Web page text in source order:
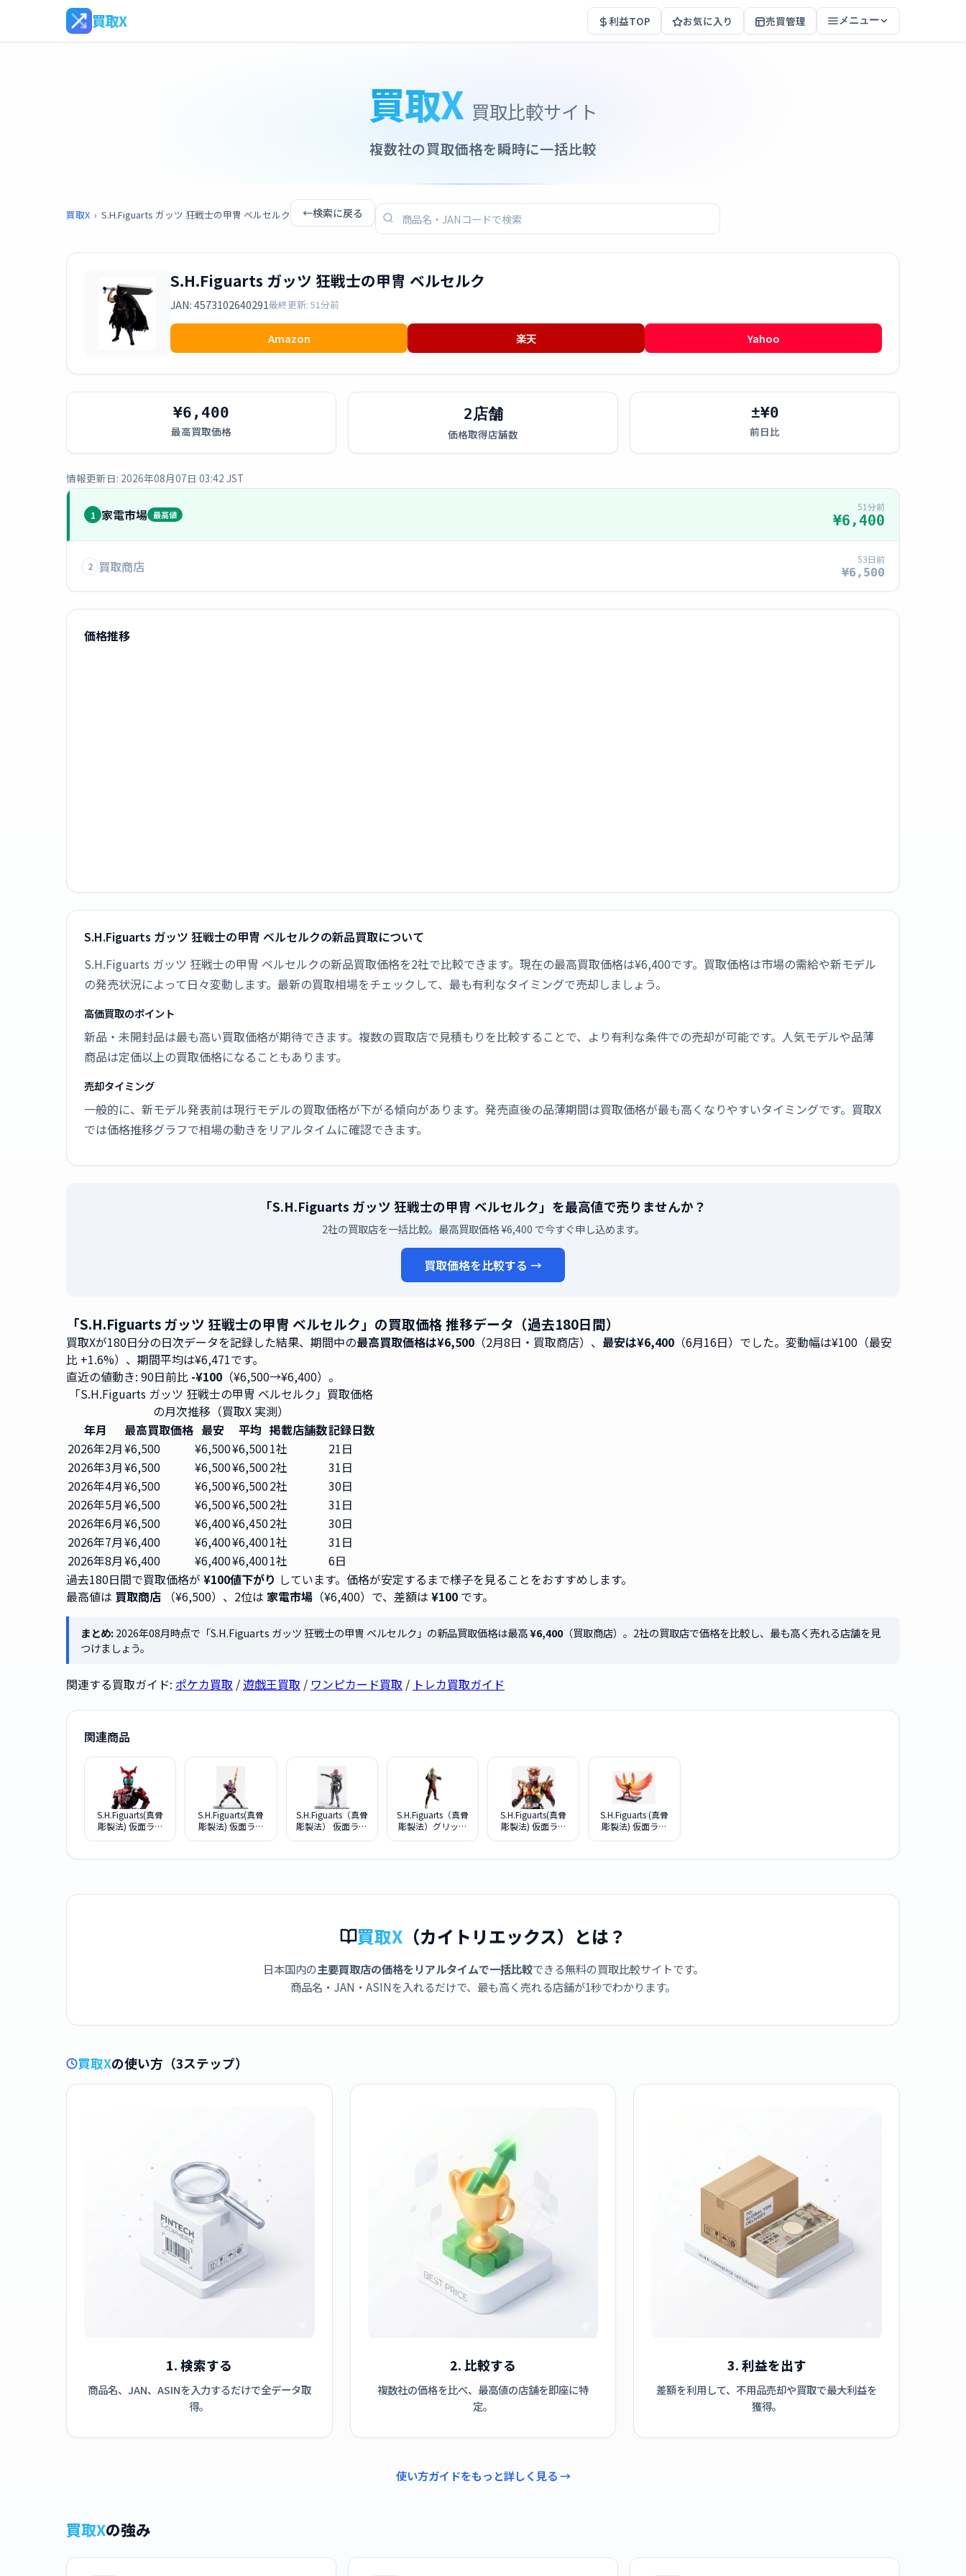
買取X 利益TOP お気に入り 売買管理 メニュー
買取X 買取比較サイト
複数社の買取価格を瞬時に一括比較
買取X › S.H.Figuarts ガッツ 狂戦士の甲冑 ベルセルク ←検索に戻る
S.H.Figuarts ガッツ 狂戦士の甲冑 ベルセルク
JAN: 4573102640291最終更新: 51分前
Amazon 楽天 Yahoo
¥6,400
最高買取価格
2店舗
価格取得店舗数
±¥0
前日比
情報更新日: 2026年08月07日 03:42 JST
1 家電市場 最高値
51分前
¥6,400
2 買取商店 53日前
¥6,500
価格推移
S.H.Figuarts ガッツ 狂戦士の甲冑 ベルセルクの新品買取について
S.H.Figuarts ガッツ 狂戦士の甲冑 ベルセルクの新品買取価格を2社で比較できます。現在の最高買取価格は¥6,400です。買取価格は市場の需給や新モデル
の発売状況によって日々変動します。最新の買取相場をチェックして、最も有利なタイミングで売却しましょう。
高価買取のポイント
新品・未開封品は最も高い買取価格が期待できます。複数の買取店で見積もりを比較することで、より有利な条件での売却が可能です。人気モデルや品薄
商品は定価以上の買取価格になることもあります。
売却タイミング
一般的に、新モデル発表前は現行モデルの買取価格が下がる傾向があります。発売直後の品薄期間は買取価格が最も高くなりやすいタイミングです。買取X
では価格推移グラフで相場の動きをリアルタイムに確認できます。
「S.H.Figuarts ガッツ 狂戦士の甲冑 ベルセルク」を最高値で売りませんか？
2社の買取店を一括比較。最高買取価格 ¥6,400 で今すぐ申し込めます。
買取価格を比較する →
「S.H.Figuarts ガッツ 狂戦士の甲冑 ベルセルク」の買取価格 推移データ（過去180日間）
買取Xが180日分の日次データを記録した結果、期間中の最高買取価格は¥6,500 （2月8日・買取商店）、 最安は¥6,400 （6月16日）でした。変動幅は¥100（最安
比 +1.6%）、期間平均は¥6,471です。
直近の値動き: 90日前比 -¥100 （¥6,500→¥6,400）。
「S.H.Figuarts ガッツ 狂戦士の甲冑 ベルセルク」買取価格
の月次推移（買取X 実測）
年月
最高買取価格 最安 平均 掲載店舗数記録日数
2026年2月¥6,500 ¥6,500¥6,5001社
21日
2026年3月¥6,500 ¥6,500¥6,5002社
31日
2026年4月¥6,500 ¥6,500¥6,5002社
30日
2026年5月¥6,500 ¥6,500¥6,5002社
31日
2026年6月¥6,500 ¥6,400¥6,4502社
30日
2026年7月¥6,400 ¥6,400¥6,4001社
31日
2026年8月¥6,400 ¥6,400¥6,4001社
6日
過去180日間で買取価格が ¥100値下がり しています。価格が安定するまで様子を見ることをおすすめします。
最高値は 買取商店 （¥6,500）、2位は 家電市場 （¥6,400）で、差額は ¥100 です。
まとめ:2026年08月時点で「S.H.Figuarts ガッツ 狂戦士の甲冑 ベルセルク」の新品買取価格は最高¥6,400（買取商店）。2社の買取店で価格を比較し、最も高く売れる店舗を見
つけましょう。
関連する買取ガイド: ポケカ買取 / 遊戯王買取 / ワンピカード買取 / トレカ買取ガイド
関連商品
S.H.Figuarts(真骨
彫製法) 仮面ライ
製法 10th
S.H.Figuarts(真骨
彫製法) 仮面ライ
S.H.Figuarts（真骨
彫製法） 仮面ライ
S.H.Figuarts（真骨
彫製法）グリッタ
S.H.Figuarts(真骨
彫製法) 仮面ライ
S.H.Figuarts (真骨
彫製法) 仮面ライ
ver.
買取X （カイトリエックス）とは？
日本国内の主要買取店の価格をリアルタイムで一括比較できる無料の買取比較サイトです。
商品名・JAN・ASINを入れるだけで、最も高く売れる店舗が1秒でわかります。
買取Xの使い方（3ステップ）
1. 検索する
商品名、JAN、ASINを入力するだけで全データ取
得。
2. 比較する
複数社の価格を比べ、最高値の店舗を即座に特
定。
3. 利益を出す
差額を利用して、不用品売却や買取で最大利益を
獲得。
使い方ガイドをもっと詳しく見る →
買取Xの強み